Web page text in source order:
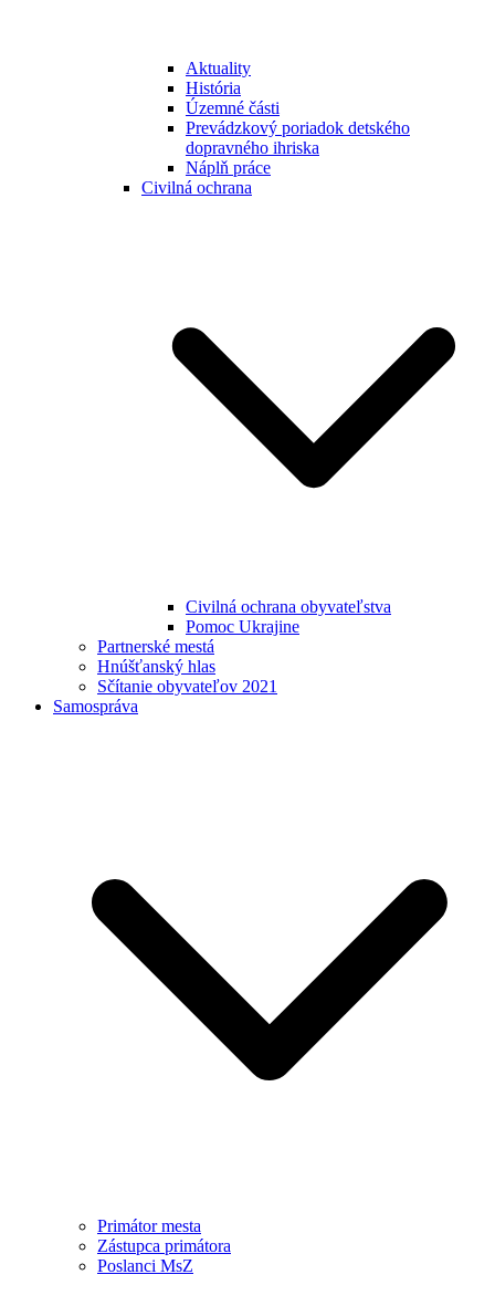
Aktuality
História
Územné části
Prevádzkový poriadok detského
dopravného ihriska
Náplň práce
Civilná ochrana
Civilná ochrana obyvateľstva
Pomoc Ukrajine
Partnerské mestá
Hnúšťanský hlas
Sčítanie obyvateľov 2021
Samospráva
Primátor mesta
Zástupca primátora
Poslanci MsZ